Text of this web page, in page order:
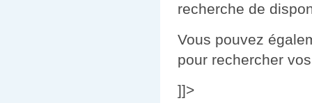
recherche de
Vous pouvez
pour rechercher
]]>